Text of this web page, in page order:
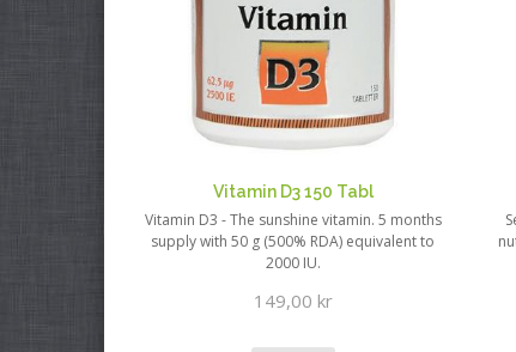
Vitamin D3 150 Tabl
Vitamin D3 - The sunshine vitamin. 5 months
supply with 50 g (500% RDA) equivalent to
2000 IU.
149,00 kr